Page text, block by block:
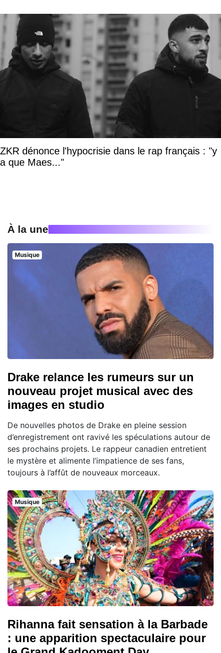
ZKR dénonce l'hypocrisie dans le rap français : "y
a que Maes..."
À la une
Musique
Drake relance les rumeurs sur un
nouveau projet musical avec des
images en studio
De nouvelles photos de Drake en pleine session
d’enregistrement ont ravivé les spéculations autour de
ses prochains projets. Le rappeur canadien entretient
le mystère et alimente l’impatience de ses fans,
toujours à l’affût de nouveaux morceaux.
Musique
Rihanna fait sensation à la Barbade
: une apparition spectaculaire pour